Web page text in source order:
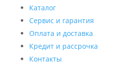
Каталог
Сервис и гарантия
Оплата и доставка
Кредит и рассрочка
Контакты